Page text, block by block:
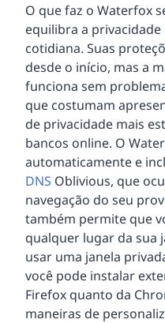
O que faz o Waterfox
equilibra a
cotidiana. Suas
desde o início, mas a
funciona sem
que costumam
de privacidade mais
bancos online. O
automaticamente e
DNS Oblivious, que
navegação do seu
também permite que
qualquer lugar da sua
usar uma janela
você pode instalar
Firefox quanto da
maneiras de